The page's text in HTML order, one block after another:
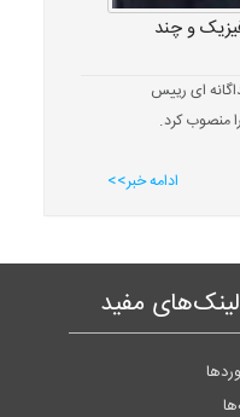
و چند
ای رییس
منصوب کرد.
ادامه خبر>>
لینک‌های مفید